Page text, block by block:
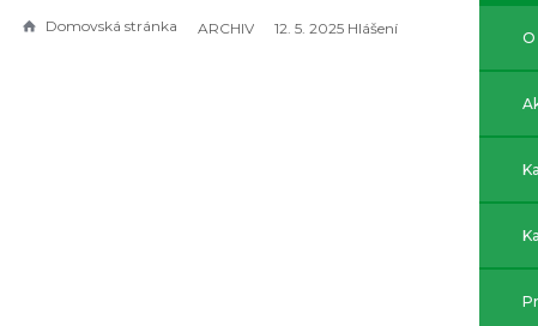
Domovská stránka ARCHIV 12. 5. 2025 Hlášení
O